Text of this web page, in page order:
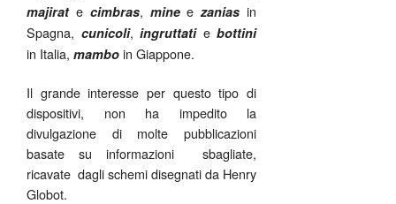
majirate cimbras, mineezanias in
Spagna, cunicoli, ingruttatiebottini
in Italia, mambo in Giappone.
Il grande interesse per questo tipo di
dispositivi, non ha impedito la
divulgazione di molte pubblicazioni
basate su informazioni sbagliate,
ricavate dagli schemi disegnati da Henry
Globot.